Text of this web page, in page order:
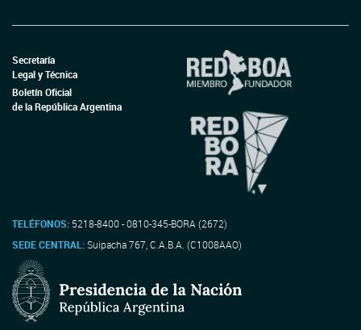
Secretaría
Legal y Técnica
Boletín Oficial
de la República Argentina
TELÉFONOS: 5218-8400 - 0810-345-BORA (2672)
SEDE CENTRAL:Suipacha 767, C.A.B.A. (C1008AAO)